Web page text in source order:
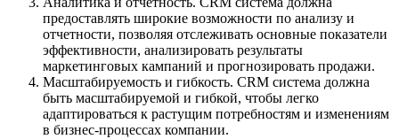
предоставлять широкие возможности по анализу и
отчетности, позволяя отслеживать основные показатели
эффективности, анализировать результаты
маркетинговых кампаний и прогнозировать продажи.
Масштабируемость и гибкость. CRM система должна
быть масштабируемой и гибкой, чтобы легко
адаптироваться к растущим потребностям и изменениям
в бизнес-процессах компании.